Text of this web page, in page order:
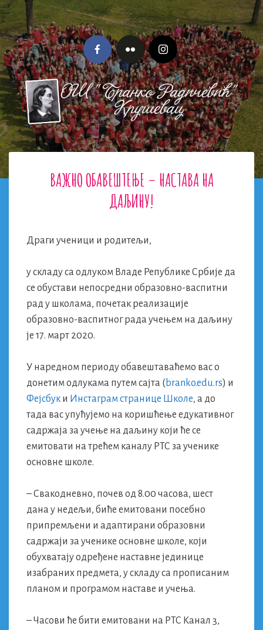
Skip
to
content
ВАЖНО ОБАВЕШТЕЊЕ – НАСТАВА НА
ДАЉИНУ!
Драги ученици и родитељи,
у складу са одлуком Владе Републике Србије да
се обустави непосредни образовно-васпитни
рад у школама, почетак реализације
образовно-васпитног рада учењем на даљину
је 17. март 2020.
У наредном периоду обавештаваћемо вас о
донетим одлукама путем сајта (branko.edu.rs) и
Фејсбук и Инстаграм странице Школе, а до
тада вас упућујемо на коришћење едукативног
садржаја за учење на даљину који ће се
емитовати на трећем каналу РТС за ученике
основне школе.
– Свакодневно, почев од 8.00 часова, шест
дана у недељи, биће емитовани посебно
припремљени и адаптирани образовни
садржаји за ученике основне школе, који
обухватају одређене наставне јединице
изабраних предмета, у складу са прописаним
планом и програмом наставе и учења.
– Часови ће бити емитовани на РТС Канал 3,